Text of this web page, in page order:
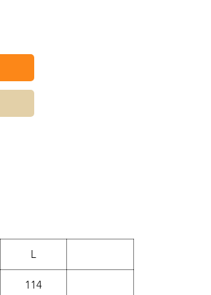
L
114